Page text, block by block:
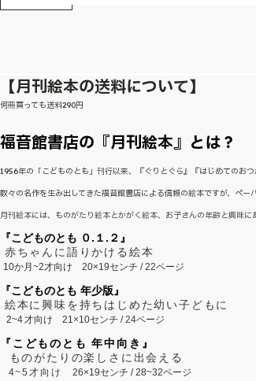
【月刊絵本の送料について】
何冊買っても送料290円
福音館書店の『月刊絵本』とは？
1956年の「こどものとも」刊行以来、『ぐりとぐら』『はじめてのお
数々の名作を生み出してきた福音館書店による信頼の絵本ですが、ペ
月刊絵本には、ものがたり絵本とかがく絵本、お子さんの年齢と興味に
『こどものとも ０.１.２』
赤ちゃんに語りかける絵本
10か月~2才向け 20×19センチ / 22ページ
『こどものとも 年少版』
絵本に興味を持ちはじめた幼い子どもに
2~4 才向け 21×10センチ / 24ページ
『こどものとも 年中向き』
ものがたりの楽しさに出会える
4~5才向け26×19センチ / 28~32ページ